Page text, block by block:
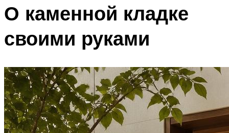
О каменной кладке
своими руками